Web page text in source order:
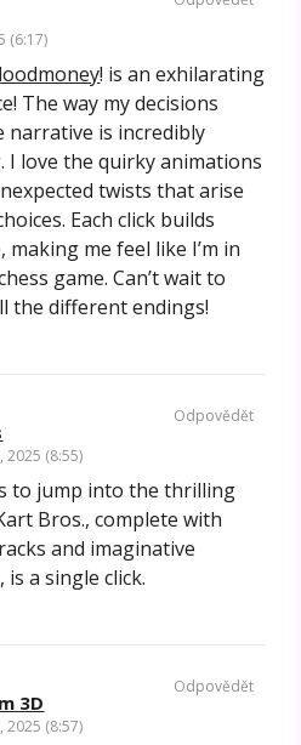
(6:17)
! is an exhilarating
The way my decisions
narrative is incredibly
I love the quirky animations
twists that arise
Each click builds
making me feel like I’m in
game. Can’t wait to
the different endings!
(8:55)
to jump into the thrilling
Bros., complete with
and imaginative
is a single click.
Odpovědět
3D
(8:57)
Odpovědět